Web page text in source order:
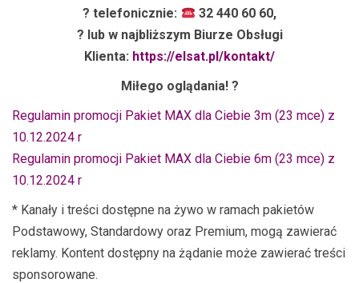
? telefonicznie:
32 440 60 60,
? lub w najbliższym Biurze Obsługi
Klienta: https://elsat.pl/kontakt/
Miłego oglądania! ?
Regulamin promocji Pakiet MAX dla Ciebie 3m (23 mce) z
10.12.2024 r
Regulamin promocji Pakiet MAX dla Ciebie 6m (23 mce) z
10.12.2024 r
* Kanały i treści dostępne na żywo w ramach pakietów
Podstawowy, Standardowy oraz Premium, mogą zawierać
reklamy. Kontent dostępny na żądanie może zawierać treści
sponsorowane.